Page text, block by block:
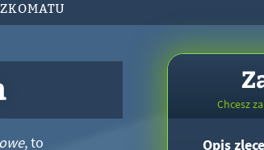
, to
Chcesz
Opis